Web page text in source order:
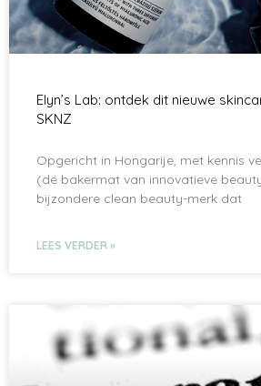
Elyn’s Lab: ontdek dit nieuwe
SKNZ
Opgericht in Hongarije, met kennis
(dé bakermat van innovatieve
bijzondere clean beauty-merk dat
LEES VERDER »